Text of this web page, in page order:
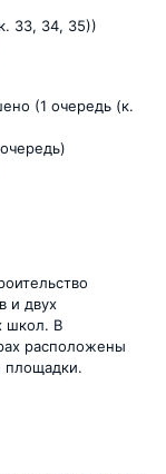
33, 34, 35))
(1 очередь (к.
и двух
школ. В
расположены
площадки.